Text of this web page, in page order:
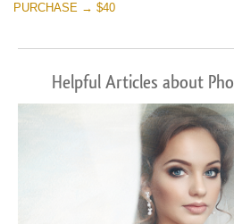
PURCHASE → $40
Helpful Articles about